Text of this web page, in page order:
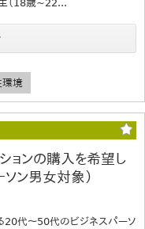
（18歳~22...
環境
ョンの購入を希望し
ン男女対象）
20代～50代のビジネスパーソ